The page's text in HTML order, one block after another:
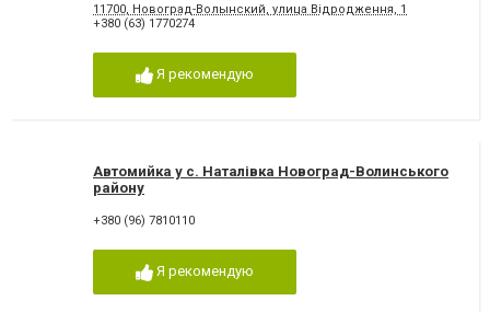
11700, Новоград-Волынский, улица Відродження, 1
+380 (63) 1770274
Я рекомендую
Автомийка у с. Наталівка Новоград-Волинського
району
+380 (96) 7810110
Я рекомендую